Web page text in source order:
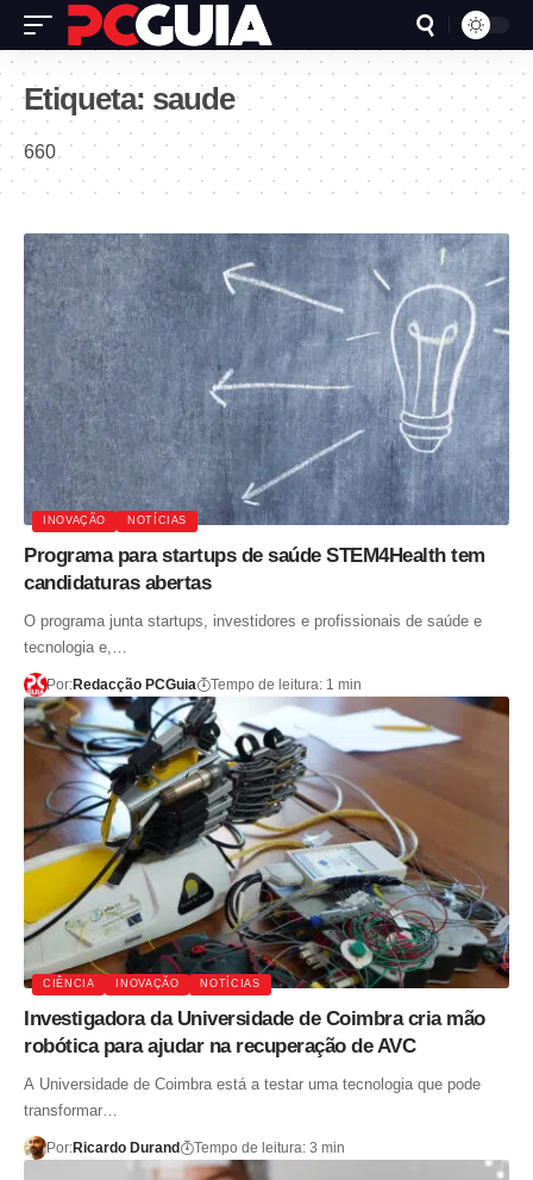
Etiqueta: saude
660
INOVAÇÃO NOTÍCIAS
Programa para startups de saúde STEM4Health tem
candidaturas abertas
O programa junta startups, investidores e profissionais de saúde e
tecnologia e,…
Por:Redacção PCGuia Tempo de leitura: 1 min
CIÊNCIA INOVAÇÃO NOTÍCIAS
Investigadora da Universidade de Coimbra cria mão
robótica para ajudar na recuperação de AVC
A Universidade de Coimbra está a testar uma tecnologia que pode
transformar…
Por:Ricardo Durand Tempo de leitura: 3 min